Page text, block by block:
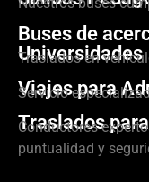
Buses de
Universidades
Traslados en
Viajes para
Servicio
Traslados
Conductores
puntualidad y